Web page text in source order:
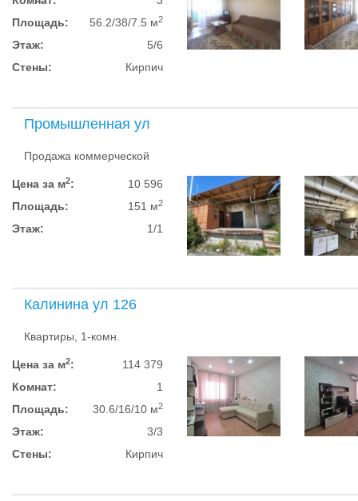
Площадь:
56.2/38/7.5 м2
Этаж:
5/6
Стены:
Кирпич
Промышленная ул
Продажа коммерческой
Цена за м2:
10 596
Площадь:
151 м2
Этаж: 1/1
Калинина ул 126
Квартиры, 1-комн.
Цена за м2:
114 379
Комнат:
1
Площадь:
30.6/16/10 м2
Этаж:
3/3
Стены:
Кирпич